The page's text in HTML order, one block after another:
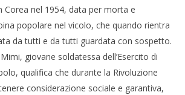
Corea nel 1954, data per morta e
popolare nel vicolo, che quando rientra
da tutti e da tutti guardata con sospetto.
giovane soldatessa dell’Esercito di
qualifica che durante la Rivoluzione
considerazione sociale e garantiva,